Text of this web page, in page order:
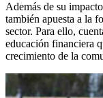
Además de su
también apuesta a la
sector. Para ello,
educación financiera
crecimiento de la